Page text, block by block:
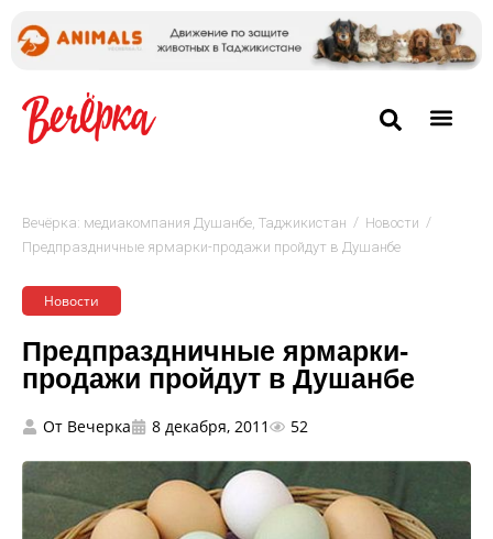
Вечёрка: медиакомпания Душанбе, Таджикистан / Новости /
Предпраздничные ярмарки-продажи пройдут в Душанбе
Новости
Предпраздничные ярмарки-
продажи пройдут в Душанбе
От Вечерка 8 декабря, 2011 52